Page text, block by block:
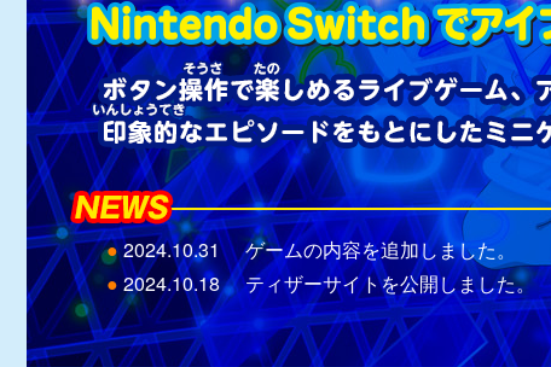
●2024.10.31
ゲームの内容を追加しました。
● 2024.10.18 ティザーサイトを公開しました。